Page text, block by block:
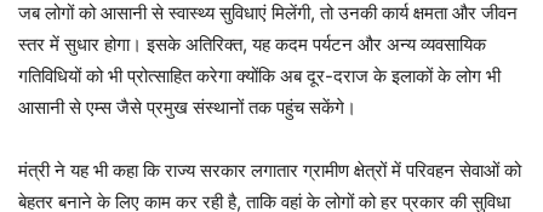
जब लोगों को आसानी से स्वास्थ्य सुविधाएं मिलेंगी, तो उनकी कार्य क्षमता और जीवन
स्तर में सुधार होगा। इसके अतिरिक्त, यह कदम पर्यटन और अन्य व्यवसायिक
गतिविधियों को भी प्रोत्साहित करेगा क्योंकि अब दूर-दराज के इलाकों के लोग भी
आसानी से एम्स जैसे प्रमुख संस्थानों तक पहुंच सकेंगे।
मंत्री ने यह भी कहा कि राज्य सरकार लगातार ग्रामीण क्षेत्रों में परिवहन सेवाओं को
बेहतर बनाने के लिए काम कर रही है, ताकि वहां के लोगों को हर प्रकार की सुविधा